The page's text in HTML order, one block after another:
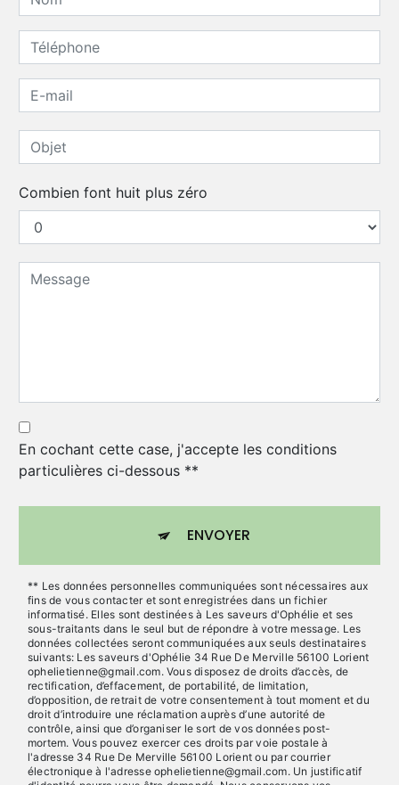
Combien font huit plus zéro
En cochant cette case, j'accepte les conditions
particulières ci-dessous **
ENVOYER
** Les données personnelles communiquées sont nécessaires aux
fins de vous contacter et sont enregistrées dans un fichier
informatisé. Elles sont destinées à Les saveurs d'Ophélie et ses
sous-traitants dans le seul but de répondre à votre message. Les
données collectées seront communiquées aux seuls destinataires
suivants: Les saveurs d'Ophélie 34 Rue De Merville 56100 Lorient
ophelietienne@gmail.com. Vous disposez de droits d’accès, de
rectification, d’effacement, de portabilité, de limitation,
d’opposition, de retrait de votre consentement à tout moment et du
droit d’introduire une réclamation auprès d’une autorité de
contrôle, ainsi que d’organiser le sort de vos données post-
mortem. Vous pouvez exercer ces droits par voie postale à
l'adresse 34 Rue De Merville 56100 Lorient ou par courrier
électronique à l'adresse ophelietienne@gmail.com. Un justificatif